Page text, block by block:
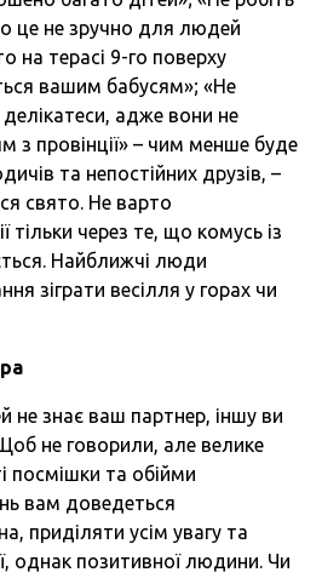
це не зручно для людей
на терасі 9-го поверху
вашим бабусям»; «Не
адже вони не
з провінції» – чим менше буде
та непостійних друзів, –
свято. Не варто
тільки через те, що комусь із
Найближчі люди
зіграти весілля у горах чи
не знає ваш партнер, іншу ви
не говорили, але велике
посмішки та обійми
вам доведеться
приділяти усім увагу та
однак позитивної людини. Чи